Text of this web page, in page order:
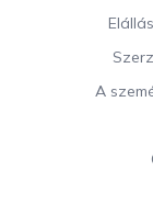
A